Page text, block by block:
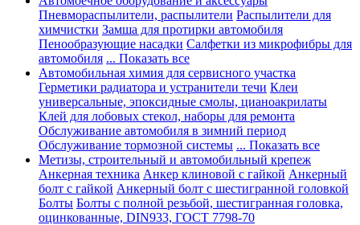
Пневмораспылители, распылители Распылители для
химчистки Замша для протирки автомобиля
Пенообразующие насадки Салфетки из микрофибры для
автомобиля ... Показать все
Автомобильная химия для сервисного участка
Герметики радиатора и устранители течи Клеи
универсальные, эпоксидные смолы, цианоакрилаты
Клей для лобовых стекол, наборы для ремонта
Обслуживание автомобиля в зимний период
Обслуживание тормозной системы ... Показать все
Метизы, строительный и автомобильный крепеж
Анкерная техника Анкер клиновой с гайкой Анкерный
болт с гайкой Анкерный болт с шестигранной головкой
Болты Болты с полной резьбой, шестигранная головка,
оцинкованные, DIN933, ГОСТ 7798-70